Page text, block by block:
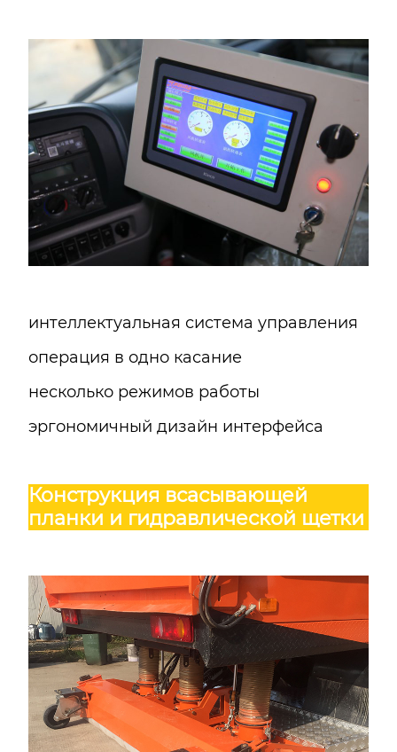
интеллектуальная система управления
операция в одно касание
несколько режимов работы
эргономичный дизайн интерфейса
Конструкция всасывающей
планки и гидравлической щетки